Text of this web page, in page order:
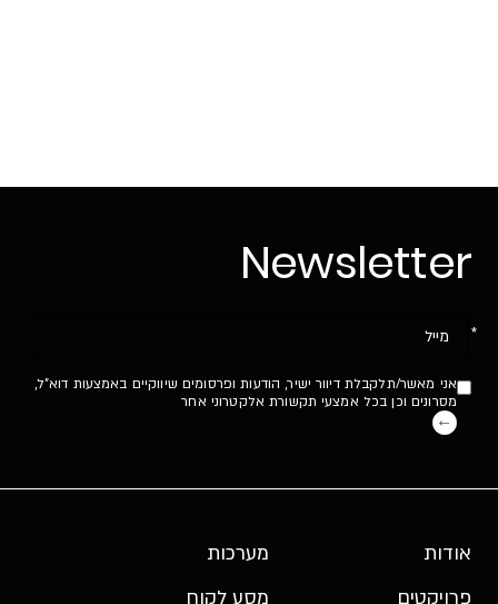
Newsletter
אנא
מלאו
טופס
Newsletter
אני מאשר/תלקבלת דיוור ישיר, הודעות ופרסומים שיווקיים באמצעות דוא"ל,
מסרונים וכן בכל אמצעי תקשורת אלקטרוני אחר
אודות
מערכות
פרויקטים
מסע לקוח